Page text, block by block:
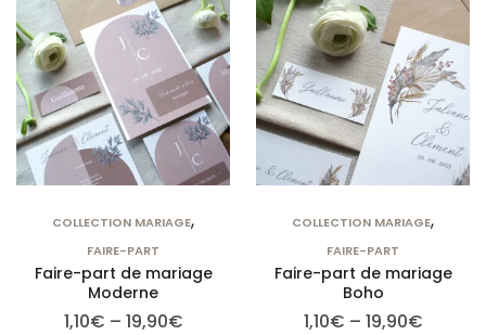
COLLECTION MARIAGE,
FAIRE-PART
Faire-part de mariage
Moderne
1,10€ – 19,90€
COLLECTION MARIAGE,
FAIRE-PART
Faire-part de mariage
Boho
1,10€ – 19,90€